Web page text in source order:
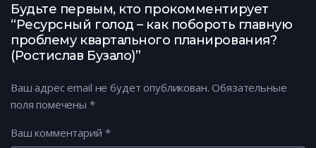
Будьте первым, кто прокомментирует
“Ресурсный голод – как побороть главную
проблему квартального планирования?
(Ростислав Бузало)”
Ваш адрес email не будет опубликован. Обязательные
поля помечены *
Ваш комментарий *